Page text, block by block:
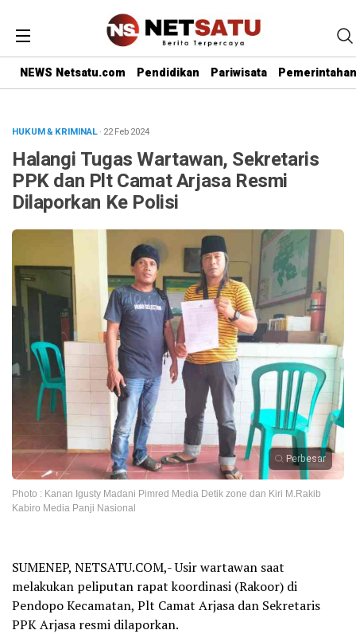
NEWS Netsatu.com Pendidikan Pariwisata Pemerintahan
HUKUM & KRIMINAL· 22 Feb 2024
Halangi Tugas Wartawan, Sekretaris
PPK dan Plt Camat Arjasa Resmi
Dilaporkan Ke Polisi
Perbesar
Photo : Kanan Igusty Madani Pimred Media Detik zone dan Kiri M.Rakib
Kabiro Media Panji Nasional
SUMENEP, NETSATU.COM,- Usir wartawan saat
melakukan peliputan rapat koordinasi (Rakoor) di
Pendopo Kecamatan, Plt Camat Arjasa dan Sekretaris
PPK Arjasa resmi dilaporkan.